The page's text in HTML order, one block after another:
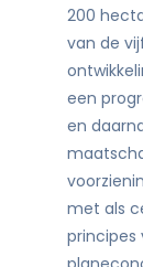
200
van de
een
en
met als
principes